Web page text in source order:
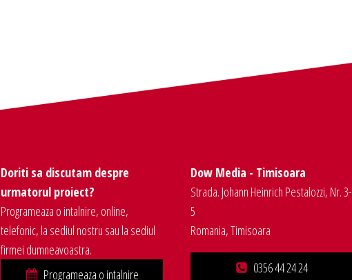
Doriti sa discutam despre
urmatorul proiect?
Programeaza o intalnire, online,
telefonic, la sediul nostru sau la sediul
firmei dumneavoastra.
Programeaza o intalnire
Dow Media - Timisoara
Strada. Johann Heinrich Pestalozzi, Nr. 3-
5
Romania, Timisoara
0356 44 24 24